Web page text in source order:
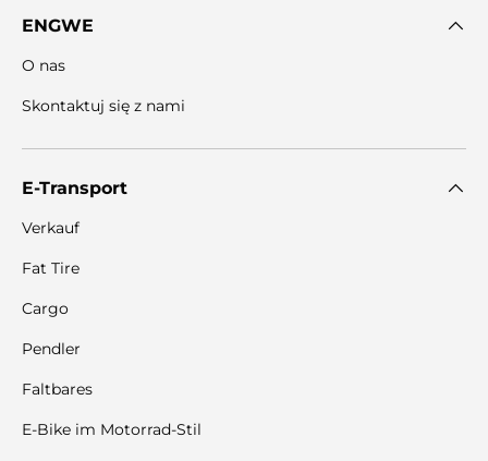
ENGWE
O nas
Skontaktuj się z nami
E-Transport
Verkauf
Fat Tire
Cargo
Pendler
Faltbares
E-Bike im Motorrad-Stil